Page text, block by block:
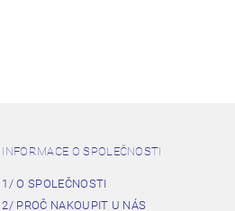
INFORMACE O SPOLEČNOSTI
1/ O SPOLEČNOSTI
2/ PROČ NAKOUPIT U NÁS